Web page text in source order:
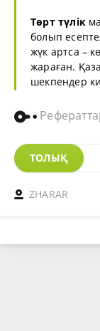
Төрт түлік
болып
жүк артса –
жараған.
шекпендер
ТОЛЫҚ
ZHARAR